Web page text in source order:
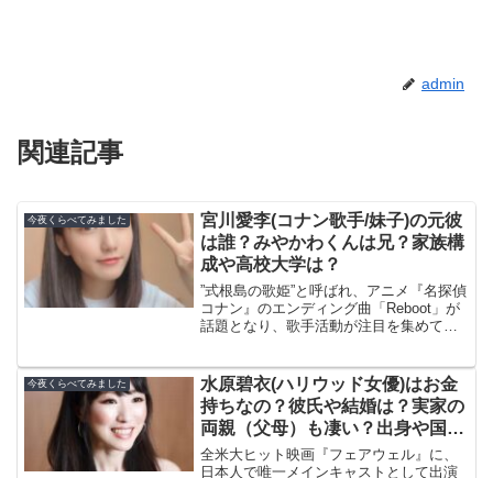
admin
関連記事
今夜くらべてみました
宮川愛李(コナン歌手/妹子)の元彼
は誰？みやかわくんは兄？家族構
成や高校大学は？
”式根島の歌姫”と呼ばれ、アニメ『名探偵
コナン』のエンディング曲「Reboot」が
話題となり、歌手活動が注目を集めてい
３月１７日放送の『今夜くらべてみまし
た』に出演...
今夜くらべてみました
水原碧衣(ハリウッド女優)はお金
持ちなの？彼氏や結婚は？実家の
両親（父母）も凄い？出身や国籍
は？
全米大ヒット映画『フェアウェル』に、
日本人で唯一メインキャストとして出演